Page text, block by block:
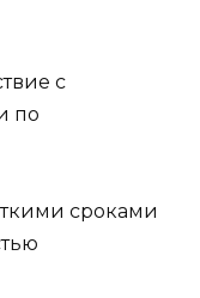
с
по
сроками